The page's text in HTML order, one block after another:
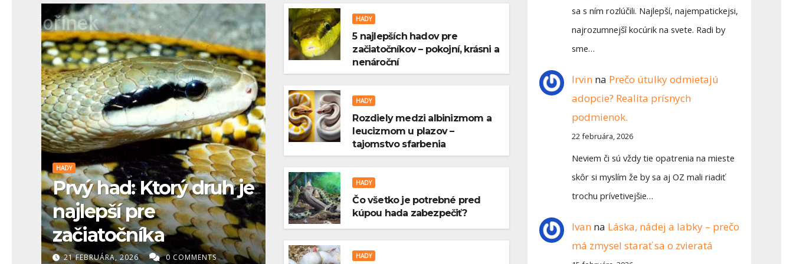
HADY
Prvý had: Ktorý druh je
najlepší pre
začiatočníka
21 FEBRUÁRA, 2026 0 COMMENTS
HADY
5 najlepších hadov pre
začiatočníkov – pokojní, krásni a
nenároční
HADY
Rozdiely medzi albinizmom a
leucizmom u plazov –
tajomstvo sfarbenia
HADY
Čo všetko je potrebné pred
kúpou hada zabezpečiť?
HADY
sa s ním rozlúčili. Najlepší, najempatickejsi,
najrozumnejšî kocúrik na svete. Radi by
sme…
Irvinna Prečo útulky odmietajú
adopcie? Realita prísnych
podmienok.
22 februára, 2026
Neviem či sú vždy tie opatrenia na mieste
skôr si myslím že by sa aj OZ mali riadiť
trochu prívetivejšie…
Ivanna Láska, nádej a labky – prečo
má zmysel starať sa o zvieratá